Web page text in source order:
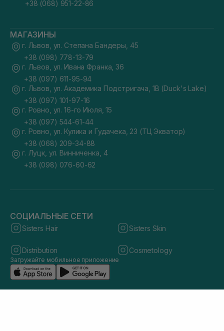
+38 (068) 951-22-86
МАГАЗИНЫ
г. Львов, ул. Степана Бандеры, 45
+38 (098) 778-13-79
г. Львов, ул. Ивана Франка, 36
+38 (097) 611-95-94
г. Львов, ул. Академика Подстригача, 1В (Duck's Lake)
+38 (097) 101-97-16
г. Ровно, ул. 16-го Июля, 15
+38 (097) 544-61-44
г. Ровно, ул. Кулика и Гудачека, 23 (ТЦ Экватор)
+38 (068) 209-34-88
г. Луцк, ул. Винниченка, 4
+38 (098) 076-60-62
СОЦИАЛЬНЫЕ СЕТИ
Sisters Hair Sisters Skin
Distribution Cosmetology
Загружайте мобильное приложение